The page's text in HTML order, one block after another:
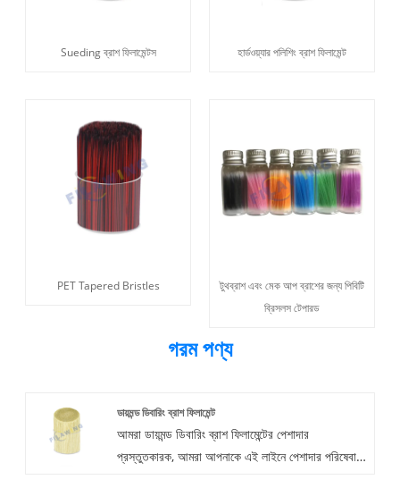
Sueding ব্রাশ ফিলামেন্টস হার্ডওয়্যার পলিশিং ব্রাশ ফিলামেন্ট
PET Tapered Bristles
টুথব্রাশ এবং মেক আপ ব্রাশের জন্য পিবিটি
ব্রিসলস টেপারড
গরম পণ্য
ডায়মন্ড ডিবারিং ব্রাশ ফিলামেন্ট
আমরা ডায়মন্ড ডিবারিং ব্রাশ ফিলামেন্টের পেশাদার
প্রস্তুতকারক, আমরা আপনাকে এই লাইনে পেশাদার পরিষেবা